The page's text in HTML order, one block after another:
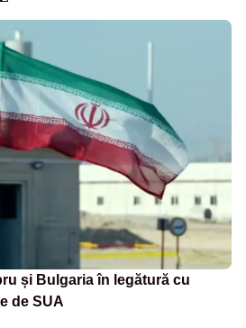
și Bulgaria în legătură cu
de SUA